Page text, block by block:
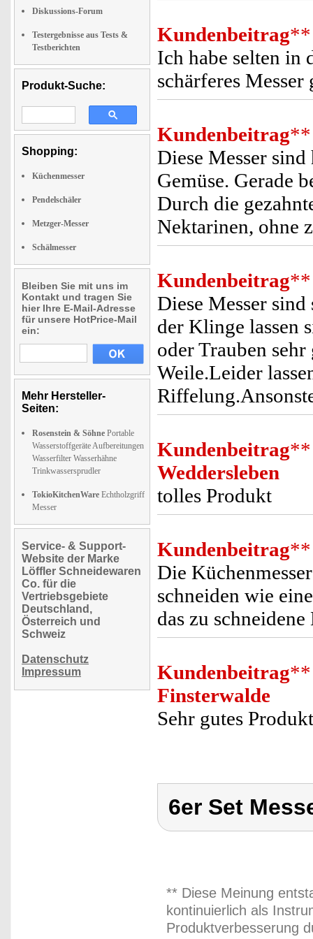
Diskussions-Forum
Testergebnisse aus Tests &
Testberichten
Produkt-Suche:
Shopping:
Küchenmesser
Pendelschäler
Metzger-Messer
Schälmesser
Bleiben Sie mit uns im
Kontakt und tragen Sie
hier Ihre E-Mail-Adresse
für unsere HotPrice-Mail
ein:
Mehr Hersteller-
Seiten:
Rosenstein & Söhne Portable
Wasserstoffgeräte Aufbereitungen
Wasserfilter Wasserhähne
Trinkwassersprudler
TokioKitchenWare Echtholzgriff
Messer
Service- & Support-
Website der Marke
Löffler Schneidewaren
Co. für die
Vertriebsgebiete
Deutschland,
Österreich und
Schweiz
Datenschutz
Impressum
Kundenbeitrag**
Ich habe selten in
schärferes
Kundenbeitrag**
Diese Messer
Gemüse. Gerade
Durch die
Nektarinen, ohne
Kundenbeitrag**
Diese Messer
der Klinge lassen
oder Trauben
Weile.Leider
Kundenbeitrag**
Weddersleben
tolles Produkt
Kundenbeitrag**
Die
schneiden wie
das zu
Kundenbeitrag**
Finsterwalde
Sehr gutes
6er Set
** Diese Meinung
kontinuierlich als
Produktverbesserung